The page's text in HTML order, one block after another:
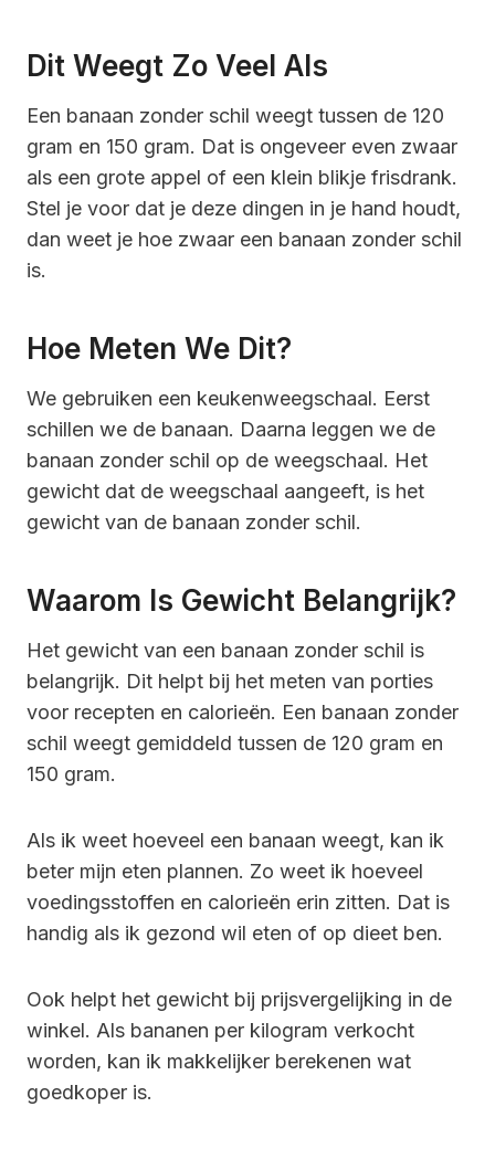
Dit Weegt Zo Veel Als
Een banaan zonder schil weegt tussen de 120
gram en 150 gram. Dat is ongeveer even zwaar
als een grote appel of een klein blikje frisdrank.
Stel je voor dat je deze dingen in je hand houdt,
dan weet je hoe zwaar een banaan zonder schil
is.
Hoe Meten We Dit?
We gebruiken een keukenweegschaal. Eerst
schillen we de banaan. Daarna leggen we de
banaan zonder schil op de weegschaal. Het
gewicht dat de weegschaal aangeeft, is het
gewicht van de banaan zonder schil.
Waarom Is Gewicht Belangrijk?
Het gewicht van een banaan zonder schil is
belangrijk. Dit helpt bij het meten van porties
voor recepten en calorieën. Een banaan zonder
schil weegt gemiddeld tussen de 120 gram en
150 gram.
Als ik weet hoeveel een banaan weegt, kan ik
beter mijn eten plannen. Zo weet ik hoeveel
voedingsstoffen en calorieën erin zitten. Dat is
handig als ik gezond wil eten of op dieet ben.
Ook helpt het gewicht bij prijsvergelijking in de
winkel. Als bananen per kilogram verkocht
worden, kan ik makkelijker berekenen wat
goedkoper is.